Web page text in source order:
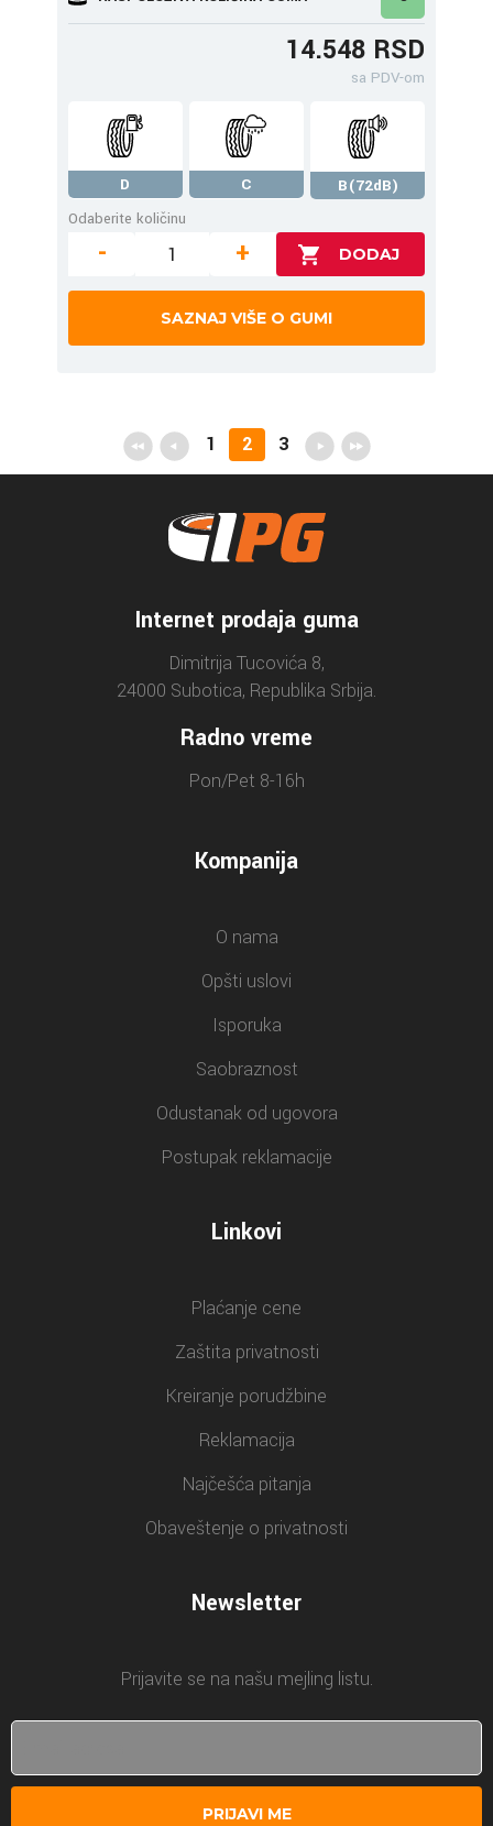
14.548 RSD
sa PDV-om
D C
B(72dB)
Odaberite količinu
- +
SAZNAJ VIŠE O GUMI
1 2 3
Internet prodaja guma
Dimitrija Tucovića 8,
24000 Subotica, Republika Srbija.
Radno vreme
Pon/Pet 8-16h
Kompanija
O nama
Opšti uslovi
Isporuka
Saobraznost
Odustanak od ugovora
Postupak reklamacije
Linkovi
Plaćanje cene
Zaštita privatnosti
Kreiranje porudžbine
Reklamacija
Najčešća pitanja
Obaveštenje o privatnosti
Newsletter
Prijavite se na našu mejling listu.
PRIJAVI ME